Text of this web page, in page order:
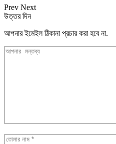
Prev Next
উত্তর দিন
আপনার ইমেইল ঠিকানা প্রচার করা হবে না.